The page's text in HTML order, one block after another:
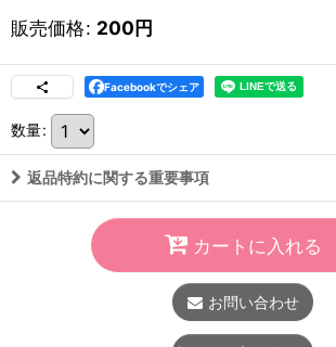
販売価格: 200円
Facebookでシェア
数量:
返品特約に関する重要事項
カートに入れる
お問い合わせ